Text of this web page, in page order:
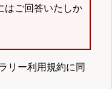
はご回答いたしか
リー利用規約に同